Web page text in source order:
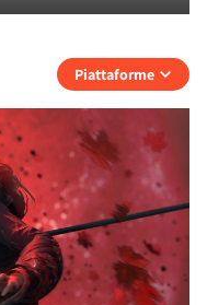
Piattaforme